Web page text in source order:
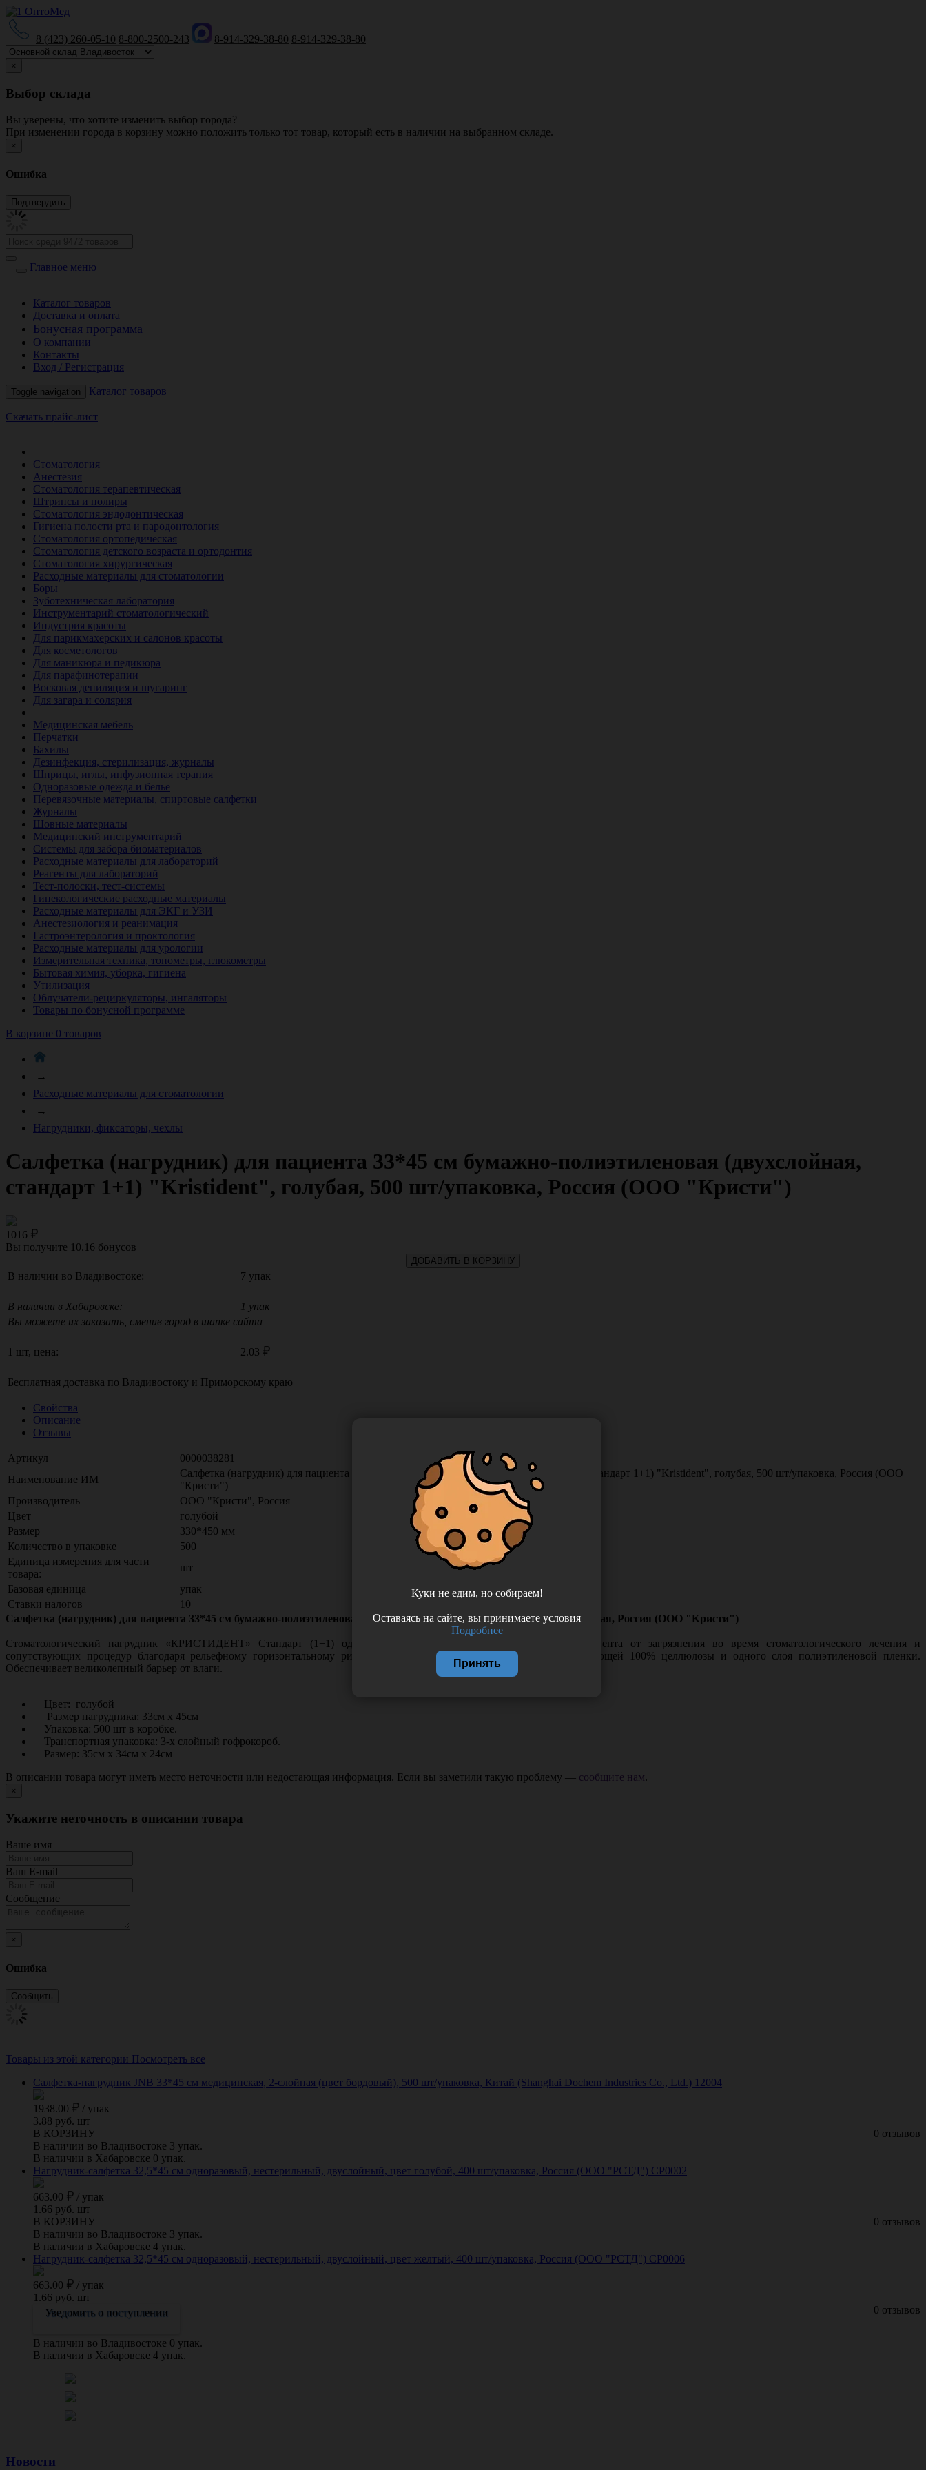
8 (423) 260-05-10 8-800-2500-243 8-914-329-38-80 8-914-329-38-80
×
Выбор склада
Вы уверены, что хотите изменить выбор города?
При изменении города в корзину можно положить только тот товар, который есть в наличии на выбранном складе.
×
Ошибка
Главное меню
Каталог товаров
Доставка и оплата
Бонусная программа
О компании
Контакты
Вход / Регистрация
Toggle navigation Каталог товаров
Скачать прайс-лист
Стоматология
Анестезия
Стоматология терапевтическая
Штрипсы и полиры
Стоматология эндодонтическая
Гигиена полости рта и пародонтология
Стоматология ортопедическая
Стоматология детского возраста и ортодонтия
Стоматология хирургическая
Расходные материалы для стоматологии
Боры
Зуботехническая лаборатория
Инструментарий стоматологический
Индустрия красоты
Для парикмахерских и салонов красоты
Для косметологов
Для маникюра и педикюра
Для парафинотерапии
Восковая депиляция и шугаринг
Для загара и солярия
Медицинская мебель
Перчатки
Бахилы
Дезинфекция, стерилизация, журналы
Шприцы, иглы, инфузионная терапия
Одноразовые одежда и белье
Перевязочные материалы, спиртовые салфетки
Журналы
Шовные материалы
Медицинский инструментарий
Системы для забора биоматериалов
Расходные материалы для лабораторий
Реагенты для лабораторий
Тест-полоски, тест-системы
Гинекологические расходные материалы
Расходные материалы для ЭКГ и УЗИ
Анестезиология и реанимация
Гастроэнтерология и проктология
Расходные материалы для урологии
Измерительная техника, тонометры, глюкометры
Бытовая химия, уборка, гигиена
Утилизация
Облучатели-рециркуляторы, ингаляторы
Товары по бонусной программе
В корзине 0 товаров
→
Расходные материалы для стоматологии
→
Нагрудники, фиксаторы, чехлы
Салфетка (нагрудник) для пациента 33*45 см бумажно-полиэтиленовая (двухслойная,
стандарт 1+1) "Kristident", голубая, 500 шт/упаковка, Россия (ООО "Кристи")
1016
Вы получите 10.16 бонусов
ДОБАВИТЬ В КОРЗИНУ
В наличии во Владивостоке: 7 упак
В наличии в Хабаровске:
1 упак
Вы можете их заказать, сменив город в шапке сайта
1 шт, цена: 2.03
Бесплатная доставка по Владивостоку и Приморскому краю
Свойства
Описание
Отзывы
Артикул
0000038281
Наименование ИМ
Салфетка (нагрудник) для пациента 33*45 см бумажно-полиэтиленовая (двухслойная, стандарт 1+1) "Kristident", голубая, 500 шт/упаковка, Россия (ООО
"Кристи")
Производитель
ООО "Кристи", Россия
Цвет
голубой
Размер
330*450 мм
Количество в упаковке
500
Единица измерения для части
товара:
шт
Базовая единица
упак
Ставки налогов
10
Салфетка (нагрудник) для пациента 33*45 см бумажно-полиэтиленовая (двухслойная, стандарт 1+1) "Kristident", голубая, Россия (ООО "Кристи")
Стоматологический нагрудник «КРИСТИДЕНТ» Стандарт (1+1) одноразовый, максимально защищает одежду пациента от загрязнения во время стоматологического лечения и
сопутствующих процедур благодаря рельефному горизонтальному рисунку. Сделана из одного слоя сверхарбсорбирующей 100% целлюлозы и одного слоя полиэтиленовой пленки.
Обеспечивает великолепный барьер от влаги.
Цвет: голубой
Размер нагрудника: 33см х 45см
Упаковка: 500 шт в коробке.
Транспортная упаковка: 3-х слойный гофрокороб.
Размер: 35см х 34см х 24см
В описании товара могут иметь место неточности или недостающая информация. Если вы заметили такую проблему — сообщите нам.
×
Укажите неточность в описании товара
Ваше имя
Ваш E-mail
Сообщение
×
Ошибка
Товары из этой категории Посмотреть все
Салфетка-нагрудник JNB 33*45 см медицинская, 2-слойная (цвет бордовый), 500 шт/упаковка, Китай (Shanghai Dochem Industries Co., Ltd.) 12004
1938.00 / упак
3.88 руб. шт
0 отзывов
В КОРЗИНУ
В наличии во Владивостоке 3 упак.
В наличии в Хабаровске 0 упак.
Нагрудник-салфетка 32,5*45 см одноразовый, нестерильный, двуслойный, цвет голубой, 400 шт/упаковка, Россия (ООО "РСТД") СР0002
663.00 / упак
1.66 руб. шт
0 отзывов
В КОРЗИНУ
В наличии во Владивостоке 3 упак.
В наличии в Хабаровске 4 упак.
Нагрудник-салфетка 32,5*45 см одноразовый, нестерильный, двуслойный, цвет желтый, 400 шт/упаковка, Россия (ООО "РСТД") СР0006
663.00 / упак
1.66 руб. шт
0 отзывов
Уведомить о поступлении
В наличии во Владивостоке 0 упак.
В наличии в Хабаровске 4 упак.
Новости
Куки не едим, но собираем!
Оставаясь на сайте, вы принимаете условия
Подробнее
Принять